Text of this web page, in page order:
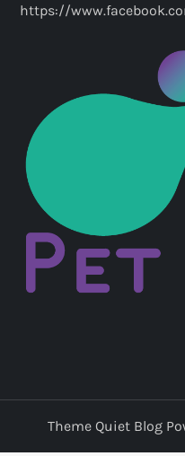
https://
Theme Quiet Blog